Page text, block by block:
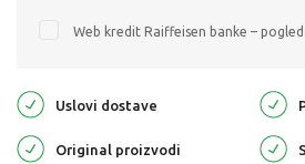
Web kredit Raiffeisen banke –
Uslovi dostave
Original proizvodi